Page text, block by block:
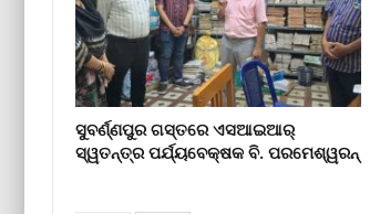
ସୁବର୍ଣ୍ଣପୁର ଗସ୍ତରେ ଏସଆଇଆର୍
ସ୍ୱତନ୍ତ୍ର ପର୍ଯ୍ୟବେକ୍ଷକ ବି. ପରମେଶ୍ୱରନ୍